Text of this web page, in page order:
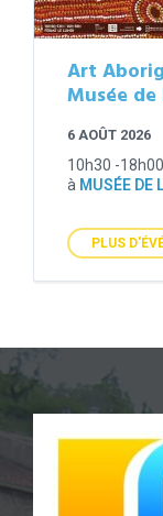
Art
Musée
6 AOÛT 2026
10h30 -18h00
à MUSÉE DE
PLUS